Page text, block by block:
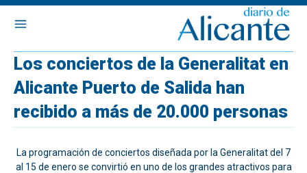
Los conciertos de la Generalitat en
Alicante Puerto de Salida han
recibido a más de 20.000 personas
La programación de conciertos diseñada por la Generalitat del 7
al 15 de enero se convirtió en uno de los grandes atractivos para